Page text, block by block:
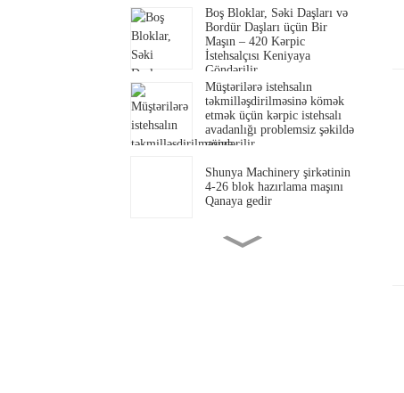
Boş Bloklar, Səki Daşları və
Bordür Daşları üçün Bir
Maşın – 420 Kərpic
İstehsalçısı Keniyaya
Göndərilir
Müştərilərə istehsalın
təkmilləşdirilməsinə kömək
etmək üçün kərpic istehsalı
avadanlığı problemsiz şəkildə
göndərilir
Shunya Machinery şirkətinin
4-26 blok hazırlama maşını
Qanaya gedir
Mozambikli bir müştəri,